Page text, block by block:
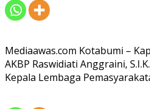
Mediaawas.com Kotabumi –
AKBP Raswidiati Anggraini,
Kepala Lembaga